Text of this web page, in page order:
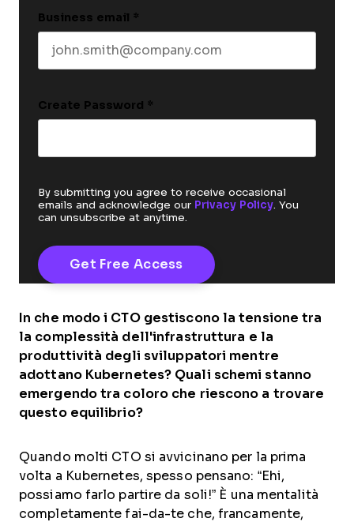
Business email *
Create Password *
By submitting you agree to receive occasional
emails and acknowledge our Privacy Policy. You
can unsubscribe at anytime.
In che modo i CTO gestiscono la tensione tra
la complessità dell'infrastruttura e la
produttività degli sviluppatori mentre
adottano Kubernetes? Quali schemi stanno
emergendo tra coloro che riescono a trovare
questo equilibrio?
Quando molti CTO si avvicinano per la prima
volta a Kubernetes, spesso pensano: “Ehi,
possiamo farlo partire da soli!” È una mentalità
completamente fai-da-te che, francamente,